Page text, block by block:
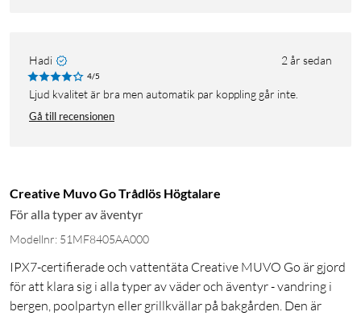
Hadi 2 år sedan
4/5
Ljud kvalitet är bra men automatik par koppling går inte.
Gå till recensionen
Creative Muvo Go Trådlös Högtalare
För alla typer av äventyr
Modellnr: 51MF8405AA000
IPX7-certifierade och vattentäta Creative MUVO Go är gjord
för att klara sig i alla typer av väder och äventyr - vandring i
bergen, poolpartyn eller grillkvällar på bakgården. Den är